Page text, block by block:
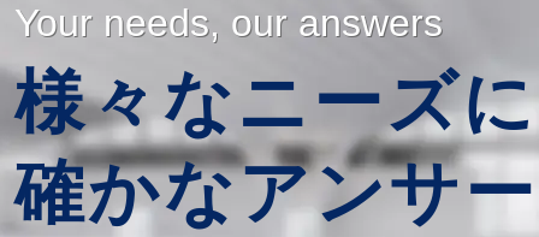
Your needs, our answers
様々なニーズに
確かなアンサ